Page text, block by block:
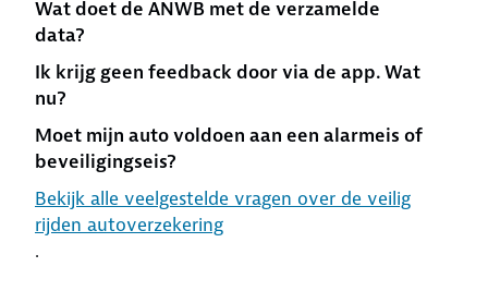
Wat doet de ANWB met de verzamelde
data?
Ik krijg geen feedback door via de app. Wat
nu?
Moet mijn auto voldoen aan een alarmeis of
beveiligingseis?
Bekijk alle veelgestelde vragen over de veilig
rijden autoverzekering
.